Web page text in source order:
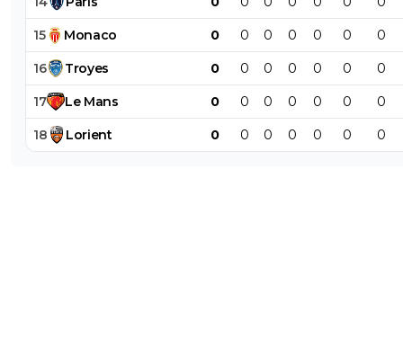
15 Monaco 0 0 0 0 0 0 0
16 Troyes 0 0 0 0 0 0 0
17 Le Mans 0 0 0 0 0 0 0
18 Lorient 0 0 0 0 0 0 0